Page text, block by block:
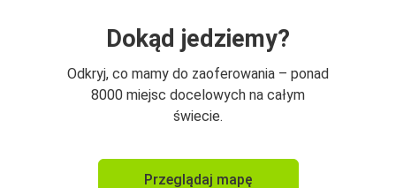
Dokąd jedziemy?
Odkryj, co mamy do zaoferowania – ponad
8000 miejsc docelowych na całym
świecie.
Przeglądaj mapę